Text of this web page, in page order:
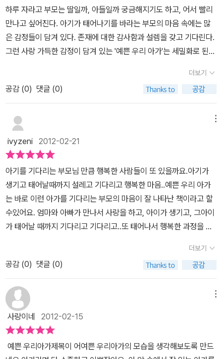
고 몇 개월간 제대로 자지도 먹지도 못하면서 수유하고 돌보던 시절
이 쏜살같이 지나가 지금은 내년에 초등학교에 들어가는 나이가 된
내 아이. 일상에 찌들어 잊고만 있었던 시간들.7년을 함께 해오다 보
니 무뎌진 감각과 기억들.이 그림책을 보니 아~나도 그때 그랬지. 기
다리고 기다리던 기쁨의 시간들. 따뜻하고 아름다웠던 시절들. 처음
으로 음식을 가려먹고 좋은 생각만 하려던 그때가 다시 떠오르며 지
세상에서 만나기를 기다리는 부모들, 이미 양육생활에 찌들은 엄마들
모두에게 이 책은 의미가 있고 마음을 포근하게 해준다.
너는 우리 곁으로 왔지.예쁜 우리 아가야.작은 우리 사랑아.
색 언덕은... 주황색의 따뜻한 언덕에선 많은 엄마동물과 아기동물들
이 함께 한다.기다림의 시간이 켜켜이 쌓이듯 언덕은 점점 더 부풀어
오른다.그 부풀어 오른 언덕은 임박한 출산을 알리는 엄마의 배 세상
에 나온 우리아가 너는 우리에게 이렇게 왔다. 엄마 아빠가 얼마나
오랫동안 기다렸는지사랑한다. 소중한 우리아가.
하루 자라고 부모는 딸일까, 아들일까 궁금해지기도 하고, 어서 빨리
만나고 싶어진다. 아기가 태어나기를 바라는 부모의 마음 속에는 많
은 감정들이 담겨 있다. 존재에 대한 감사함과 설렘을 갖고 기다린다.
그런 사랑 가득한 감정이 담겨 있는 '예쁜 우리 아가'는 세밀화로 된
으면 하나의 비밀을 풀어 가는 듯한 기분이 든다. 주황색 언덕처럼 보
이는 곳에서 엄마와 아기 동물들의 모습이 한장 한장 비춰지는데 페
이지가 넘어갈수록 동산은 점점 높아진다. 왜 그럴까? 그 비밀은 마
지막 장에 알게 된다. 점점 불러 가는 엄마의 배를 보여주는 것이다.
아이가 자라는 만큼 부모의 설렘은 더욱 커진다. 부모의 사랑 속에서
자라고 세상으로 나올 준비를 해간다. 그런 교감을 받고 자란 아기를
마침내 만나게 된다. 그림책을 보다 보니 처음 아이를 가졌을 때, 태교
를 할 때, 초음파 사진을 보던 때 등이 떠올라서 감회가 새로웠다. 그
런 작은 존재가 언제 이렇게 자라서 초등학교를 갔는지 신기하기만
하다. 간절하고 기쁜 마음으로 기다리던 아이가 이제는 말썽꾸러기가
되었다. 혼내기도 하지만 자란 모습이 기특하고 대견할 때도 있다. 초
심을 잊었다고 느껴지는 것은 왜일까.... 처음 아이를 설레는 마음으로
기다리고, 무엇이든 해줄 수 있는 든든한 울타리가 되어 주고 싶다는
마음이 달라졌다. 이번에 예쁜 그림책을 보면서 많은 생각이 들었다.
다시 새로운 부모의 마음으로 아이를 바라봐야겠다.
더보기
공감 (0) 댓글 (0)
ivyzeni 2012-02-21
아기를 기다리는 부모님 만큼 행복한 사람들이 또 있을까요.아기가
생기고 태어날때까지 설레고 기다리고 행복한 마음..예쁜 우리 아가
는 바로 이런 아가를 기다리는 부모의 마음이 잘 나타난 책이라고 할
수있어요. 엄마와 아빠가 만나서 사랑을 하고, 아이가 생기고, 그아이
가 태어날 때까지 기다리고 기다리고..또 태어나서 행복한 과정을 아
동화책처럼 화려한 색감도 아니고, 글밥이 많지도 않지만..잔잔한 호
수같은 느낌의 책이라고나 할까요~ 서로 사랑하는 모습에는 기린이,
엄마 뱃 속에 찾아오는 모습은 캥거루로..또 황새, 코끼리, 고양이, 얼
룩말.. 등동물들의 모습으로 표현되는 엄마와 아이의 모습이 무척 포
근하고 정감이 간답니다.다른 색은 전혀 없지만.. 연필로 뎃생한 듯한
그림에아이나 꽃, 중요한 단어들만 개나리빛으로 되어 있어서 더 사
랑스런 느낌을 주네요. 임신중에 태교를 할 때부터 아이에게 책을 읽
어줄 때도.. 아이가 스스로 책을 읽을 때도 따뜻한 느낌을 줄수있는 책
더보기
공감 (0) 댓글 (0)
사랑이네 2012-02-15
예쁜 우리아가제목이 어여쁜 우리아가의 모습을 생각해보도록 만드